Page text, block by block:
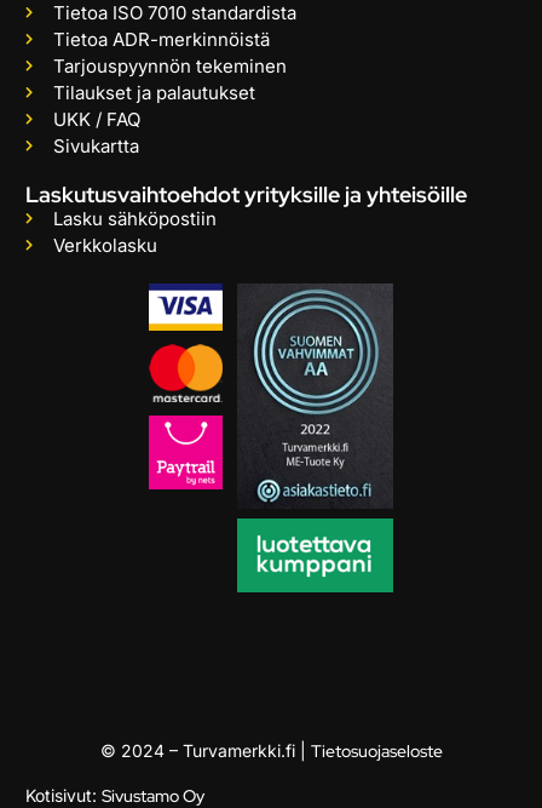
Tietoa ISO 7010 standardista
Tietoa ADR-merkinnöistä
Tarjouspyynnön tekeminen
Tilaukset ja palautukset
UKK / FAQ
Sivukartta
Laskutusvaihtoehdot yrityksille ja yhteisöille
Lasku sähköpostiin
Verkkolasku
© 2024 – Turvamerkki.fi | Tietosuojaseloste
Kotisivut: Sivustamo Oy